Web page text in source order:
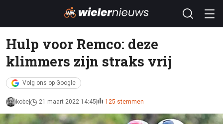
Hulp voor Remco: deze
klimmers zijn straks vrij
Volg ons op Google
kobe 21 maart 2022 14:45 125 stemmen